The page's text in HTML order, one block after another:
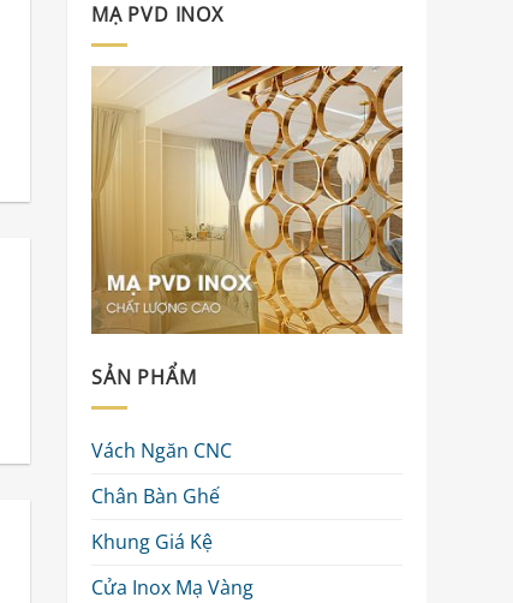
MẠ PVD INOX
SẢN PHẨM
Vách Ngăn CNC
Chân Bàn Ghế
Khung Giá Kệ
Cửa Inox Mạ Vàng